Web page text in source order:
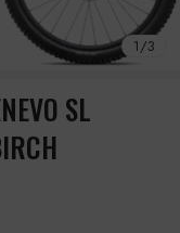
1/3
SL